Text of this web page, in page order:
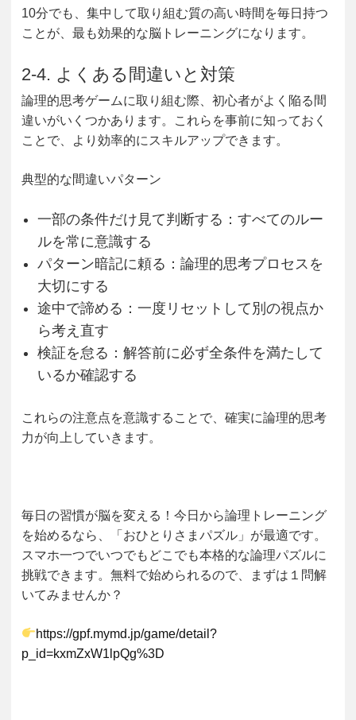
10分でも、集中して取り組む質の高い時間を毎日持つ
ことが、最も効果的な脳トレーニングになります。
2-4. よくある間違いと対策
論理的思考ゲームに取り組む際、初心者がよく陥る間
違いがいくつかあります。これらを事前に知っておく
ことで、より効率的にスキルアップできます。
典型的な間違いパターン
一部の条件だけ見て判断する：すべてのルー
ルを常に意識する
パターン暗記に頼る：論理的思考プロセスを
大切にする
途中で諦める：一度リセットして別の視点か
ら考え直す
検証を怠る：解答前に必ず全条件を満たして
いるか確認する
これらの注意点を意識することで、確実に論理的思考
力が向上していきます。
毎日の習慣が脳を変える！今日から論理トレーニング
を始めるなら、「おひとりさまパズル」が最適です。
スマホ一つでいつでもどこでも本格的な論理パズルに
挑戦できます。無料で始められるので、まずは１問解
いてみませんか？
https://gpf.mymd.jp/game/detail?
p_id=kxmZxW1lpQg%3D